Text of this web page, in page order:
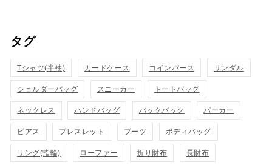
タグ
Tシャツ(半袖) カードケース コインパース サンダル
ショルダーバッグ スニーカー トートバッグ
ネックレス ハンドバッグ バックパック パーカー
ピアス ブレスレット ブーツ ボディバッグ
リング(指輪) ローファー 折り財布 長財布